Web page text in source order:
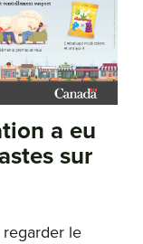
a eu
sur
regarder le